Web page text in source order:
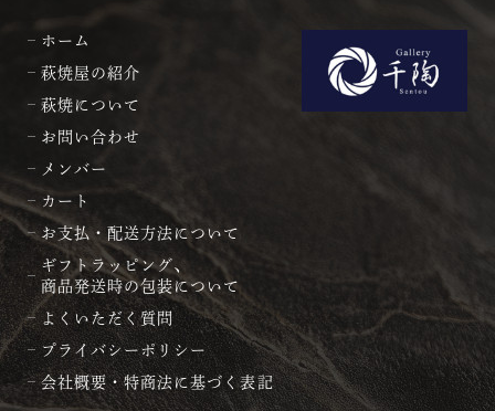
ホーム
萩焼屋の紹介
萩焼について
お問い合わせ
メンバー
カート
お支払・配送方法について
ギフトラッピング、
商品発送時の包装について
よくいただく質問
プライバシーポリシー
会社概要・特商法に基づく表記